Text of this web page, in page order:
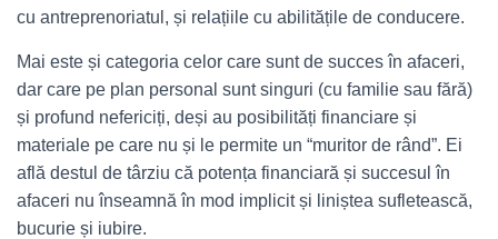
cu antreprenoriatul, și relațiile cu abilitățile de conducere.
Mai este și categoria celor care sunt de succes în afaceri,
dar care pe plan personal sunt singuri (cu familie sau fără)
și profund nefericiți, deși au posibilități financiare și
materiale pe care nu și le permite un “muritor de rând”. Ei
află destul de târziu că potența financiară și succesul în
afaceri nu înseamnă în mod implicit și liniștea sufletească,
bucurie și iubire.